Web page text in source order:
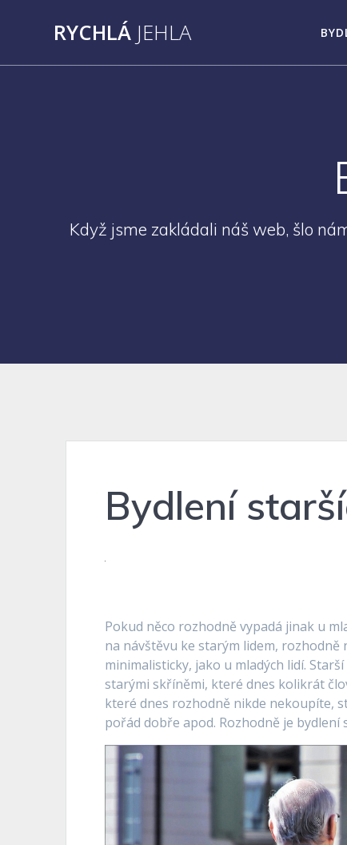
RYCHLÁ JEHLA
Když jsme zakládali náš web, šlo
Bydlení
Pokud něco rozhodně vypadá jinak u
na návštěvu ke starým lidem,
minimalisticky, jako u mladých lidí.
starými skříněmi, které dnes kolikrát
které dnes rozhodně nikde nekoupíte,
pořád dobře apod. Rozhodně je bydlení